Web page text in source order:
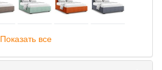
Показать все